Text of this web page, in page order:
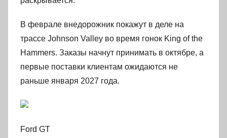
В феврале внедорожник покажут в деле на
трассе Johnson Valley во время гонок King of the
Hammers. Заказы начнут принимать в октябре, а
первые поставки клиентам ожидаются не
раньше января 2027 года.
Ford GT